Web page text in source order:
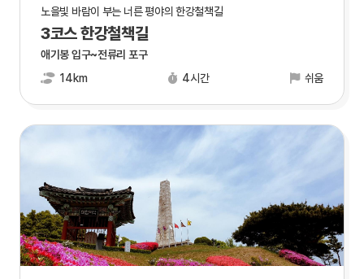
노을빛 바람이 부는 너른 평야의 한강철책길
3코스 한강철책길
애기봉 입구~전류리 포구
14km
4시간 쉬움